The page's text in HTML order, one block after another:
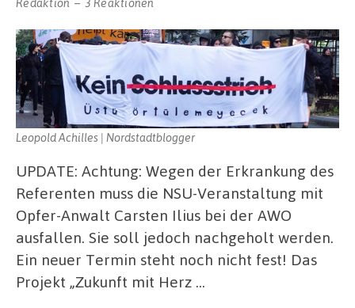
Leopold Achilles | Nordstadtblogger
UPDATE: Achtung: Wegen der Erkrankung des
Referenten muss die NSU-Veranstaltung mit
Opfer-Anwalt Carsten Ilius bei der AWO
ausfallen. Sie soll jedoch nachgeholt werden.
Ein neuer Termin steht noch nicht fest! Das
Projekt „Zukunft mit Herz …